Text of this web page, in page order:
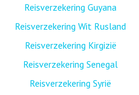
Reisverzekering Guyana
Reisverzekering Wit Rusland
Reisverzekering Kirgizië
Reisverzekering Senegal
Reisverzekering Syrië